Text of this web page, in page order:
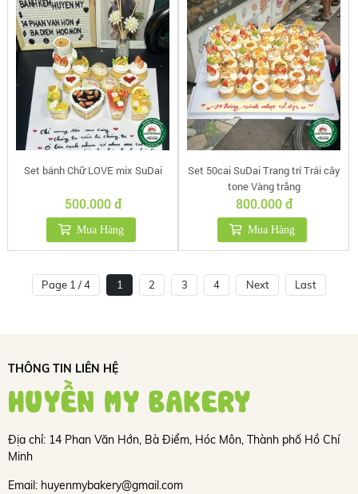
Set bánh Chữ LOVE mix SuDai
500.000 đ
Mua Hàng
Set 50cai SuDai Trang trí Trái cây
tone Vàng trắng
800.000 đ
Mua Hàng
Page 1 / 4 1 2 3 4 Next Last
THÔNG TIN LIÊN HỆ
HUYỀN MY BAKERY
Địa chỉ: 14 Phan Văn Hớn, Bà Điểm, Hóc Môn, Thành phố Hồ Chí
Minh
Email: huyenmybakery@gmail.com